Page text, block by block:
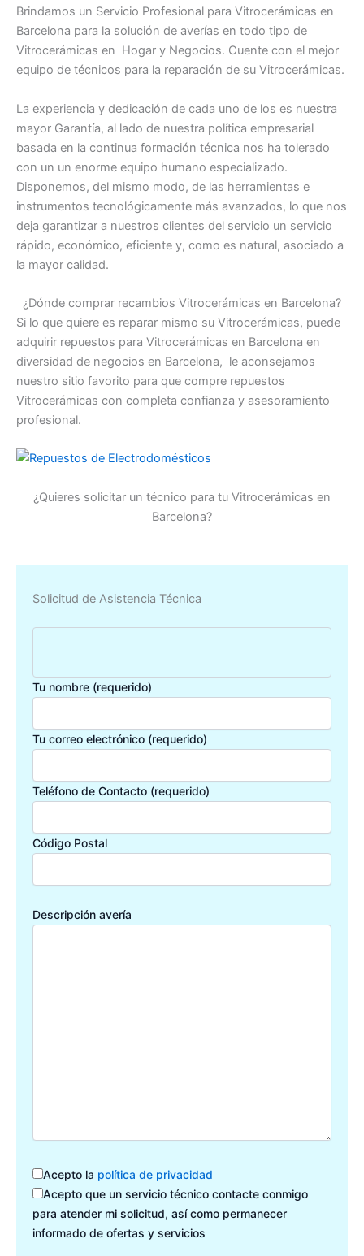
Brindamos un Servicio Profesional para Vitrocerámicas en
Barcelona para la solución de averías en todo tipo de
Vitrocerámicas en Hogar y Negocios. Cuente con el mejor
equipo de técnicos para la reparación de su Vitrocerámicas.
La experiencia y dedicación de cada uno de los es nuestra
mayor Garantía, al lado de nuestra política empresarial
basada en la continua formación técnica nos ha tolerado
con un un enorme equipo humano especializado.
Disponemos, del mismo modo, de las herramientas e
instrumentos tecnológicamente más avanzados, lo que nos
deja garantizar a nuestros clientes del servicio un servicio
rápido, económico, eficiente y, como es natural, asociado a
la mayor calidad.
¿Dónde comprar recambios Vitrocerámicas en Barcelona?
Si lo que quiere es reparar mismo su Vitrocerámicas, puede
adquirir repuestos para Vitrocerámicas en Barcelona en
diversidad de negocios en Barcelona, le aconsejamos
nuestro sitio favorito para que compre repuestos
Vitrocerámicas con completa confianza y asesoramiento
profesional.
¿Quieres solicitar un técnico para tu Vitrocerámicas en
Barcelona?
Solicitud de Asistencia Técnica
Tu nombre (requerido)
Tu correo electrónico (requerido)
Teléfono de Contacto (requerido)
Código Postal
Descripción avería
Acepto la política de privacidad
Acepto que un servicio técnico contacte conmigo
para atender mi solicitud, así como permanecer
informado de ofertas y servicios